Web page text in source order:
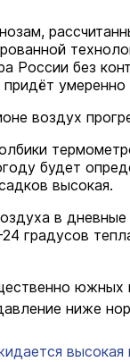
России без
умеренно
воздух
будет
высокая.
в
градусов
южных
ниже
высокая